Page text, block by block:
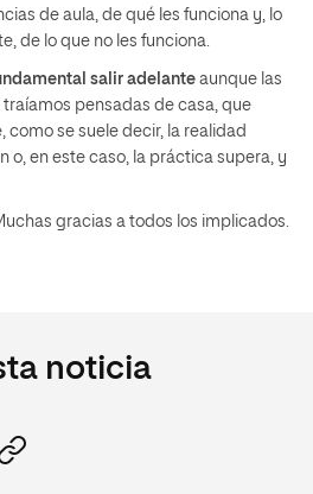
de aula, de qué les funciona y, lo
de lo que no les funciona.
salir adelante aunque las
pensadas de casa, que
como se suele decir, la realidad
o, en este caso, la práctica supera, y
gracias a todos los implicados.
noticia